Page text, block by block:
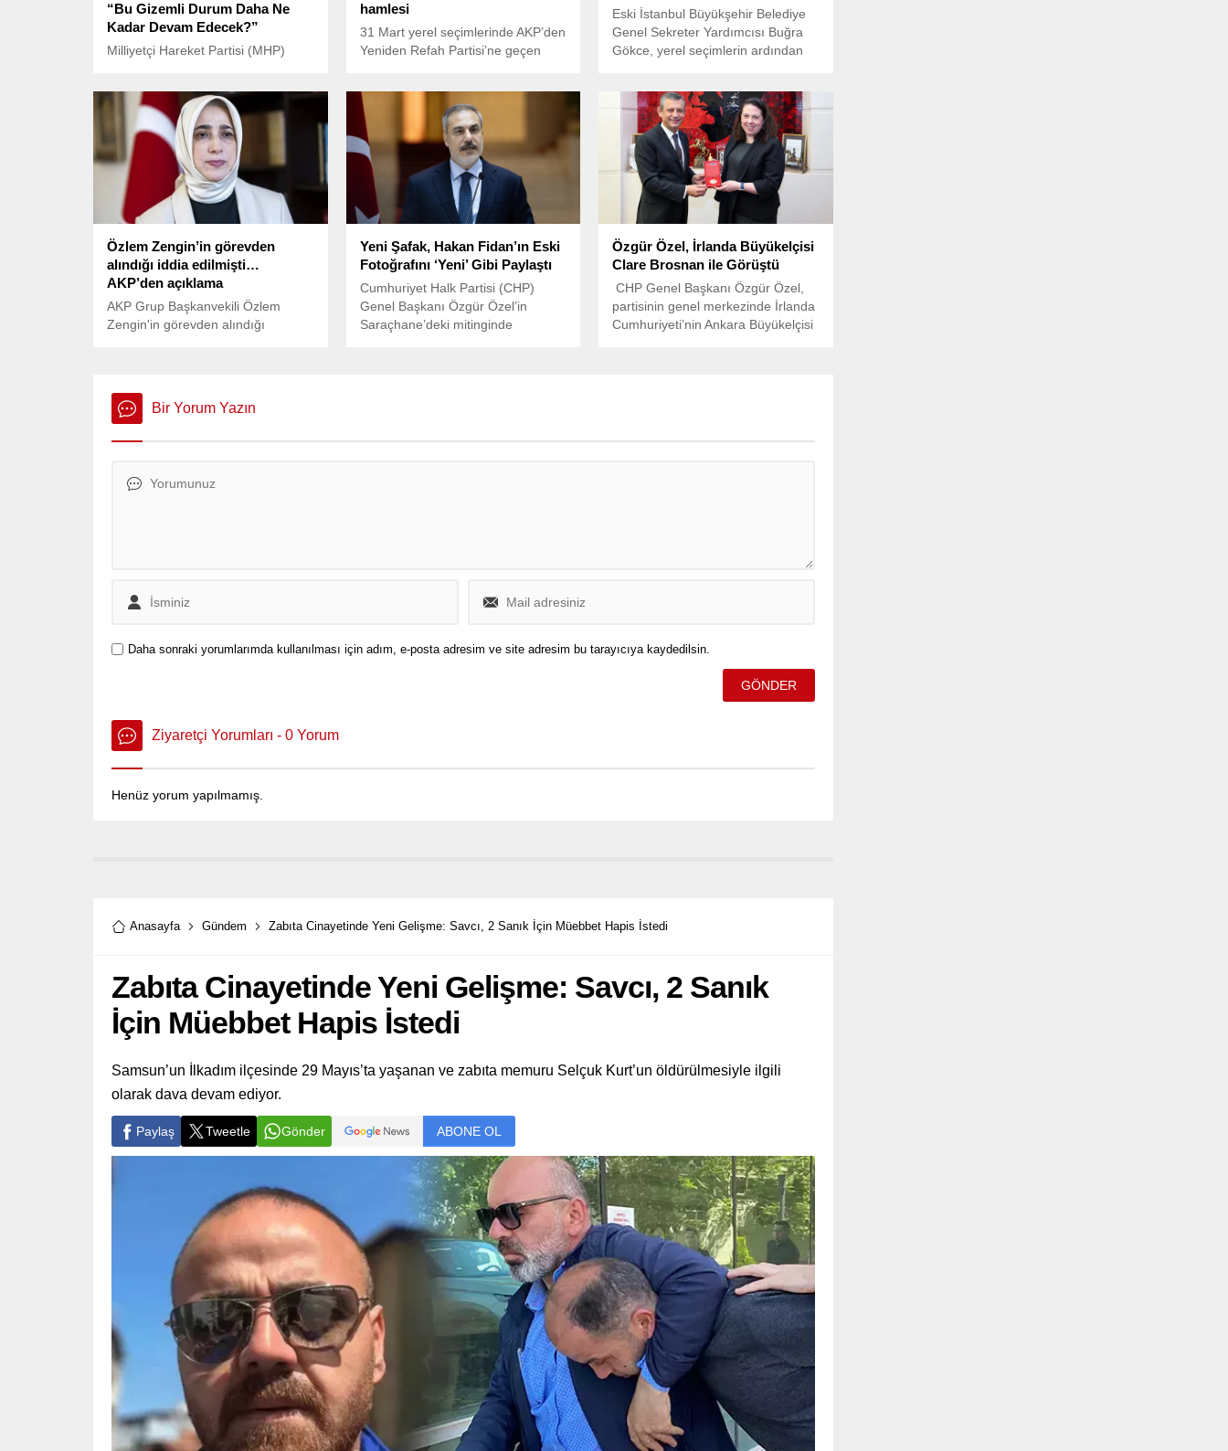
“Bu Gizemli Durum Daha Ne
Kadar Devam Edecek?”
Milliyetçi Hareket Partisi (MHP)
kamuoyuna yansıyan sessizlik,
siyasette gündem olmaya devam
ediyor.
hamlesi
31 Mart yerel seçimlerinde AKP’den
Yeniden Refah Partisi’ne geçen
merkezindeki Şehit Piyade Uzman
Çavuş Mehmet Kaya Mesire
Alanı’ndaki 20 kamelyayı 'örf ve
adetlere uygun kullanılmadığı'
gerekçesiyle kaldırdı.
Eski İstanbul Büyükşehir Belediye
Genel Sekreter Yardımcısı Buğra
Gökce, yerel seçimlerin ardından
sayılarına ilişkin açıklamalarda
bulundu.
Özlem Zengin’in görevden
alındığı iddia edilmişti…
AKP’den açıklama
AKP Grup Başkanvekili Özlem
Zengin'in görevden alındığı
Yeni Şafak, Hakan Fidan’ın Eski
Fotoğrafını ‘Yeni’ Gibi Paylaştı
Cumhuriyet Halk Partisi (CHP)
Genel Başkanı Özgür Özel’in
Saraçhane’deki mitinginde
Özgür Özel, İrlanda Büyükelçisi
Clare Brosnan ile Görüştü
CHP Genel Başkanı Özgür Özel,
partisinin genel merkezinde İrlanda
Cumhuriyeti’nin Ankara Büyükelçisi
Bir Yorum Yazın
Daha sonraki yorumlarımda kullanılması için adım, e-posta adresim ve site adresim bu tarayıcıya kaydedilsin.
Ziyaretçi Yorumları - 0 Yorum
Henüz yorum yapılmamış.
Anasayfa Gündem Zabıta Cinayetinde Yeni Gelişme: Savcı, 2 Sanık İçin Müebbet Hapis İstedi
Zabıta Cinayetinde Yeni Gelişme: Savcı, 2 Sanık
İçin Müebbet Hapis İstedi
Samsun’un İlkadım ilçesinde 29 Mayıs’ta yaşanan ve zabıta memuru Selçuk Kurt’un öldürülmesiyle ilgili
olarak dava devam ediyor.
Paylaş Tweetle Gönder ABONE OL